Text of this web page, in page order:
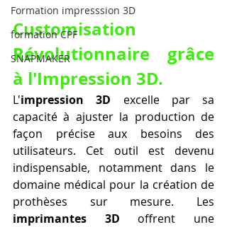
Formation impresssion 3D
formation CPF
SNAPMAKER
Customisation
Révolutionnaire grâce
à l'Impression 3D.
L'impression 3D excelle par sa
capacité à ajuster la production de
façon précise aux besoins des
utilisateurs. Cet outil est devenu
indispensable, notamment dans le
domaine médical pour la création de
imprimantes 3D offrent une